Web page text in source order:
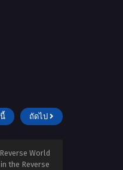
ถัดไป
World
the Reverse